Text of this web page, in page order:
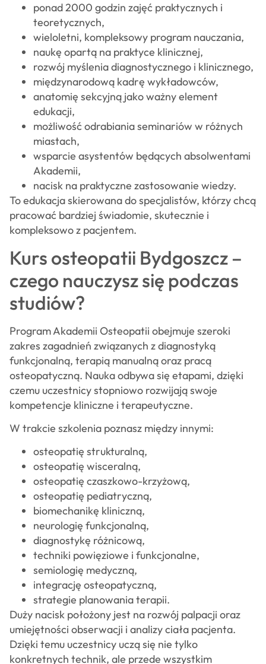
ponad 2000 godzin zajęć praktycznych i
teoretycznych,
wieloletni, kompleksowy program nauczania,
naukę opartą na praktyce klinicznej,
rozwój myślenia diagnostycznego i klinicznego,
międzynarodową kadrę wykładowców,
anatomię sekcyjną jako ważny element
edukacji,
możliwość odrabiania seminariów w różnych
miastach,
wsparcie asystentów będących absolwentami
Akademii,
nacisk na praktyczne zastosowanie wiedzy.
To edukacja skierowana do specjalistów, którzy chcą
pracować bardziej świadomie, skutecznie i
kompleksowo z pacjentem.
Kurs osteopatii Bydgoszcz –
czego nauczysz się podczas
studiów?
Program Akademii Osteopatii obejmuje szeroki
zakres zagadnień związanych z diagnostyką
funkcjonalną, terapią manualną oraz pracą
osteopatyczną. Nauka odbywa się etapami, dzięki
czemu uczestnicy stopniowo rozwijają swoje
kompetencje kliniczne i terapeutyczne.
W trakcie szkolenia poznasz między innymi:
osteopatię strukturalną,
osteopatię wisceralną,
osteopatię czaszkowo-krzyżową,
osteopatię pediatryczną,
biomechanikę kliniczną,
neurologię funkcjonalną,
diagnostykę różnicową,
techniki powięziowe i funkcjonalne,
semiologię medyczną,
integrację osteopatyczną,
strategie planowania terapii.
Duży nacisk położony jest na rozwój palpacji oraz
umiejętności obserwacji i analizy ciała pacjenta.
Dzięki temu uczestnicy uczą się nie tylko
konkretnych technik, ale przede wszystkim